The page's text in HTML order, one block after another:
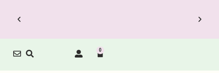
Le Carnet de Direction est dispo !
0